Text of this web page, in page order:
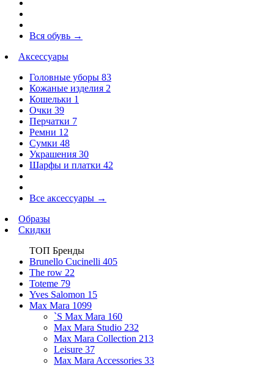
Вся обувь →
Аксессуары
Головные уборы 83
Кожаные изделия 2
Кошельки 1
Очки 39
Перчатки 7
Ремни 12
Сумки 48
Украшения 30
Шарфы и платки 42
Все аксессуары →
Образы
Скидки
ТОП Бренды
Brunello Cucinelli 405
The row 22
Toteme 79
Yves Salomon 15
Max Mara 1099
`S Max Mara 160
Max Mara Studio 232
Max Mara Collection 213
Leisure 37
Max Mara Accessories 33